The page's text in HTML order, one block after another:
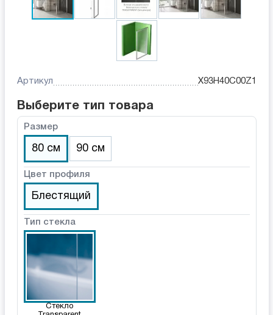
Артикул X93H40C00Z1
Выберите тип товара
Размер
80 см 90 см
Цвет профиля
Блестящий
Тип стекла
Стекло